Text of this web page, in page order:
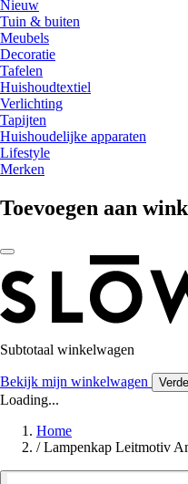
Nieuw
Tuin & buiten
Meubels
Decoratie
Tafelen
Huishoudtextiel
Verlichting
Tapijten
Huishoudelijke apparaten
Lifestyle
Merken
Toevoegen aan
Subtotaal winkelwagen
Bekijk mijn winkelwagen
Loading...
Home
/ Lampenkap Leitmotiv